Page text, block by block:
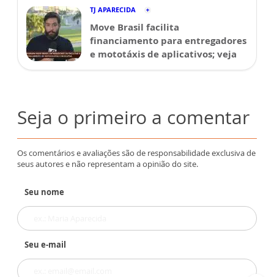
TJ APARECIDA
Move Brasil facilita
financiamento para entregadores
e mototáxis de aplicativos; veja
Seja o primeiro a comentar
Os comentários e avaliações são de responsabilidade exclusiva de
seus autores e não representam a opinião do site.
Seu nome
Seu e-mail